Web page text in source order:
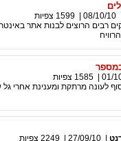
08/10/10
1599 צפיות
רבים הרוצים לבנות אתר
01/
1585 צפיות
סוף כל סוף לעונה מרתקת
27/09/10
2249 צפיות